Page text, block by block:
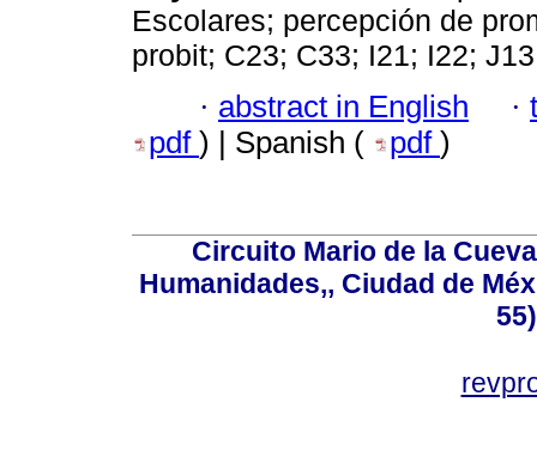
Escolares; percepción de
probit; C23; C33; I21; I22;
· abstract in English ·
pdf ) | Spanish ( pdf )
Circuito Mario de la
Humanidades,, Ciudad de